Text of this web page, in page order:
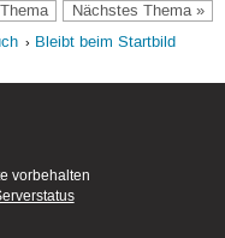
Nächstes Thema »
Bleibt beim Startbild
vorbehalten